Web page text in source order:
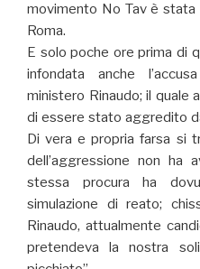
movimento No Tav è stata
Roma.
E solo poche ore prima di
infondata anche
ministero Rinaudo; il quale
di essere stato aggredito
Di vera e propria farsa si
dell’aggressione non ha
stessa procura ha
simulazione di reato;
Rinaudo, attualmente
pretendeva la nostra